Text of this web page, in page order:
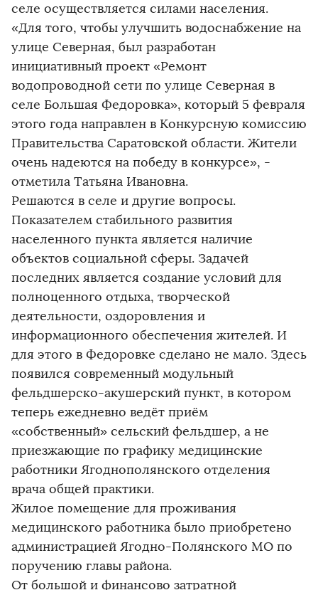
селе осуществляется силами населения.
«Для того, чтобы улучшить водоснабжение на
улице Северная, был разработан
инициативный проект «Ремонт
водопроводной сети по улице Северная в
селе Большая Федоровка», который 5 февраля
этого года направлен в Конкурсную комиссию
Правительства Саратовской области. Жители
очень надеются на победу в конкурсе», -
отметила Татьяна Ивановна.
Решаются в селе и другие вопросы.
Показателем стабильного развития
населенного пункта является наличие
объектов социальной сферы. Задачей
последних является создание условий для
полноценного отдыха, творческой
деятельности, оздоровления и
информационного обеспечения жителей. И
для этого в Федоровке сделано не мало. Здесь
появился современный модульный
фельдшерско-акушерский пункт, в котором
теперь ежедневно ведёт приём
«собственный» сельский фельдшер, а не
приезжающие по графику медицинские
работники Ягоднополянского отделения
врача общей практики.
Жилое помещение для проживания
медицинского работника было приобретено
администрацией Ягодно-Полянского МО по
поручению главы района.
От большой и финансово затратной